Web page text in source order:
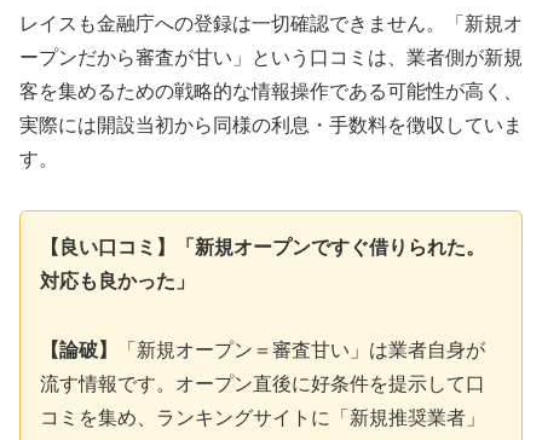
レイスも金融庁への登録は一切確認できません。「新規オ
ープンだから審査が甘い」という口コミは、業者側が新規
客を集めるための戦略的な情報操作である可能性が高く、
実際には開設当初から同様の利息・手数料を徴収していま
す。
【良い口コミ】「新規オープンですぐ借りられた。
対応も良かった」
【論破】
「新規オープン＝審査甘い」は業者自身が
流す情報です。オープン直後に好条件を提示して口
コミを集め、ランキングサイトに「新規推奨業者」